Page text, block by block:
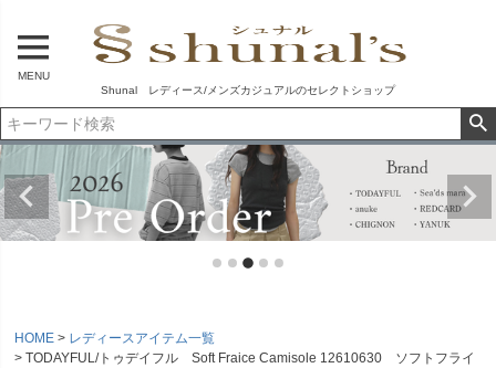
MENU
Shunal レディース/メンズカジュアルのセレクトショップ
HOME
レディースアイテム一覧
TODAYFUL/トゥデイフル Soft Fraice Camisole 12610630 ソフトフライ